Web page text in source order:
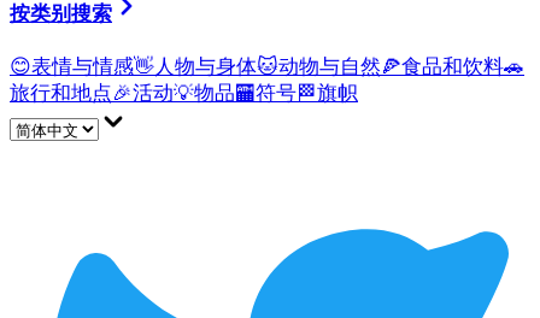
按类别搜索
😊表情与情感👋 人物与身体🐱动物与自然🍕食品和饮料🚗
旅行和地点🎉活动💡物品🏧符号🏁旗帜